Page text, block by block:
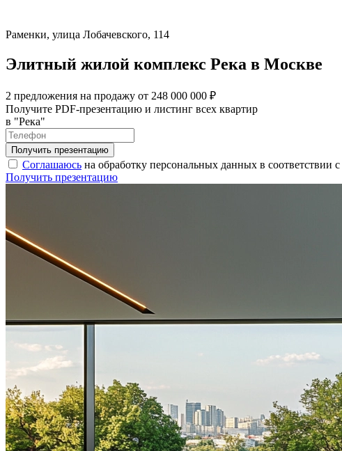
Раменки, улица Лобачевского, 114
Элитный жилой комплекс Река в Москве
2 предложения на продажу от 248 000 000 ₽
Получите PDF-презентацию и листинг всех квартир
в "Река"
Соглашаюсь на обработку персональных данных в соответствии с
Получить презентацию